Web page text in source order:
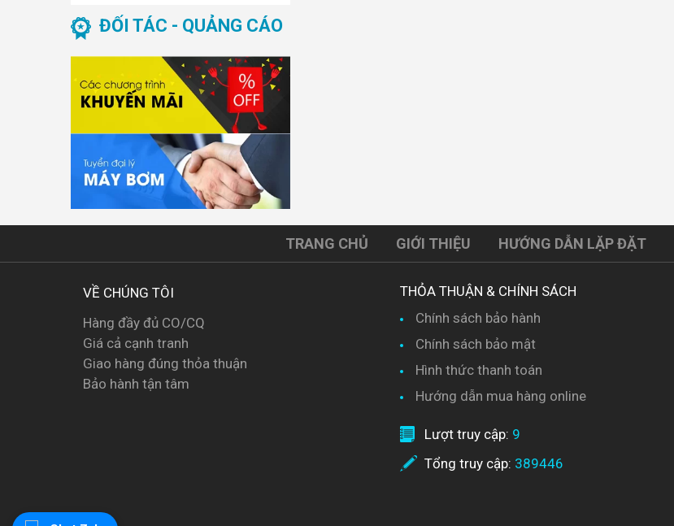
ĐỐI TÁC - QUẢNG CÁO
TRANG CHỦ GIỚI THIỆU HƯỚNG DẪN LẶP ĐẶT
VỀ CHÚNG TÔI
Hàng đầy đủ CO/CQ
Giá cả cạnh tranh
Giao hàng đúng thỏa thuận
Bảo hành tận tâm
THỎA THUẬN & CHÍNH SÁCH
Chính sách bảo hành
Chính sách bảo mật
Hình thức thanh toán
Hướng dẫn mua hàng online
Lượt truy cập: 9
Tổng truy cập: 389446